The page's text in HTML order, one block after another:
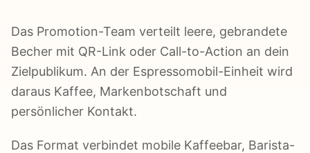
Das Promotion-Team verteilt leere, gebrandete
Becher mit QR-Link oder Call-to-Action an dein
Zielpublikum. An der Espressomobil-Einheit wird
daraus Kaffee, Markenbotschaft und
persönlicher Kontakt.
Das Format verbindet mobile Kaffeebar, Barista-